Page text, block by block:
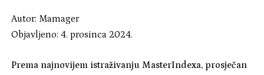
Autor: Mamager
Objavljeno: 4. prosinca 2024.
Prema najnovijem istraživanju MasterIndexa, prosječan